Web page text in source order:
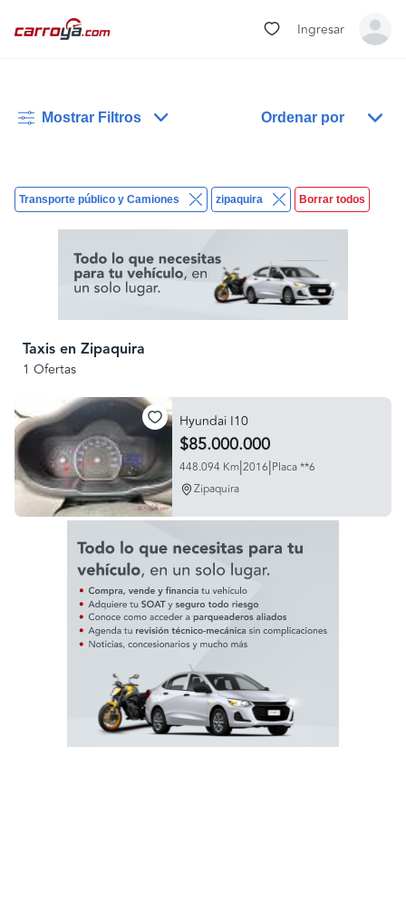
Ingresar
Mostrar Filtros Ordenar por
Transporte público y Camiones zipaquira Borrar todos
Taxis en Zipaquira
1 Ofertas
Hyundai I10
$85.000.000
448.094 Km|2016|Placa **6
Zipaquira